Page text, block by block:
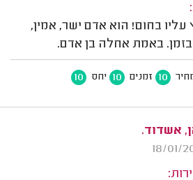
עליו בחום! הוא אדם ישר, אמין,
בזמן. באמת אחלה בן אדם.
10 זמנים 10 יחס 10
אשדוד.